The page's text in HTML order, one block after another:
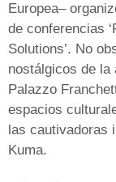
Europea–
de conferencias
Solutions’. No
nostálgicos de la
Palazzo
espacios
las cautivadoras
Kuma.